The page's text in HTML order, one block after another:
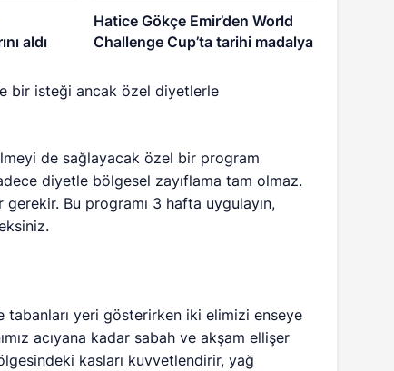
aldı
Hatice Gökçe Emir’den World
Challenge Cup’ta tarihi madalya
bir isteği ancak özel diyetlerle
de sağlayacak özel bir program
diyetle bölgesel zayıflama tam olmaz.
Bu programı 3 hafta uygulayın,
tabanları yeri gösterirken iki elimizi enseye
acıyana kadar sabah ve akşam ellişer
kasları kuvvetlendirir, yağ